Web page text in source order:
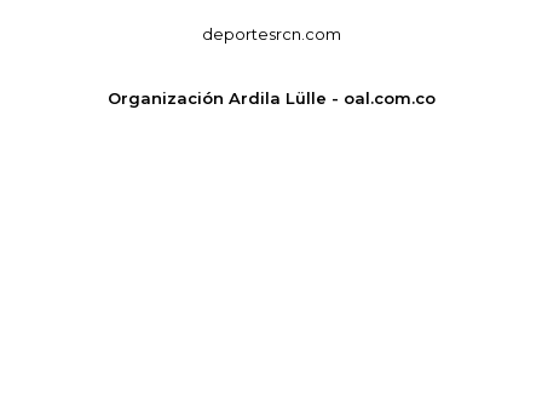
deportesrcn.com
Organización Ardila Lülle - oal.com.co